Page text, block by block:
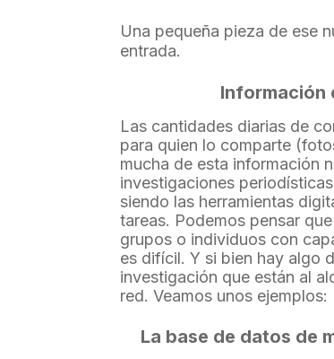
Una pequeña pieza de ese
entrada.
Información
Las cantidades diarias de
para quien lo comparte
mucha de esta información
investigaciones
siendo las herramientas
tareas. Podemos pensar
grupos o individuos con
es difícil. Y si bien hay algo
investigación que están al
red. Veamos unos ejemplos:
La base de datos de